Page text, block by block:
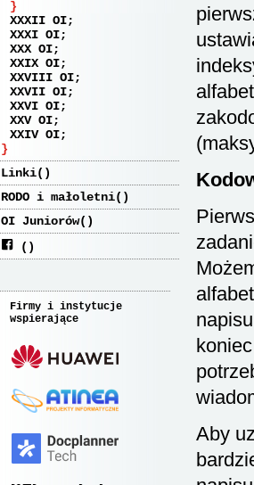
XXXII OI
XXXI OI
XXX OI
XXIX OI
XXVIII OI
XXVII OI
XXVI OI
XXV OI
XXIV OI
Linki
RODO i małoletni
OI Juniorów
Firmy i instytucje
wspierające
Aby